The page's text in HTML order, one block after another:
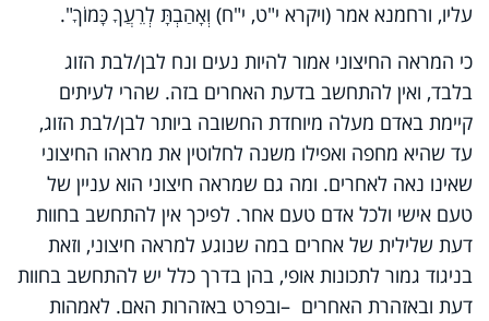
עליו, ורחמנא אמר (ויקרא י"ט, י"ח) וְאָהַבְתָּ לְרֵעֲךָ כָּמוֹךָ".
כי המראה החיצוני אמור להיות נעים ונח לבן/לבת הזוג
בלבד, ואין להתחשב בדעת האחרים בזה. שהרי לעיתים
קיימת באדם מעלה מיוחדת החשובה ביותר לבן/לבת הזוג,
עד שהיא מחפה ואפילו משנה לחלוטין את מראהו החיצוני
שאינו נאה לאחרים. ומה גם שמראה חיצוני הוא עניין של
טעם אישי ולכל אדם טעם אחר. לפיכך אין להתחשב בחוות
דעת שלילית של אחרים במה שנוגע למראה חיצוני, וזאת
בניגוד גמור לתכונות אופי, בהן בדרך כלל יש להתחשב בחוות
דעת ובאזהרת האחרים –ובפרט באזהרות האם. לאמהות